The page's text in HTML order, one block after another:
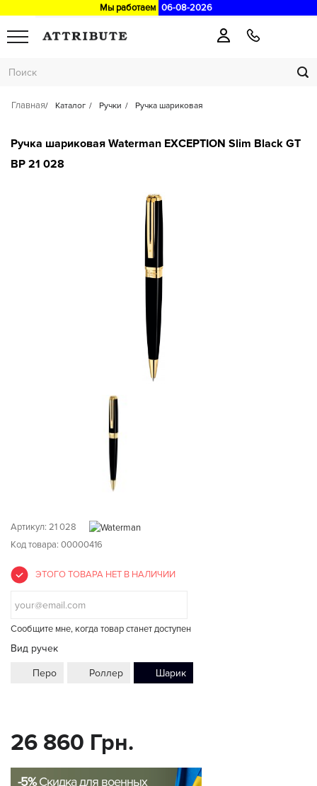
Мы работаем 06-08-2026
Главная Каталог Ручки Ручка шариковая
Ручка шариковая Waterman EXCEPTION Slim Black GT
BP 21 028
Артикул: 21 028
Код товара: 00000416
ЭТОГО ТОВАРА НЕТ В НАЛИЧИИ
Сообщите мне, когда товар станет доступен
Вид ручек
Перо Роллер Шарик
26 860 Грн.
-5%Скидка для военных